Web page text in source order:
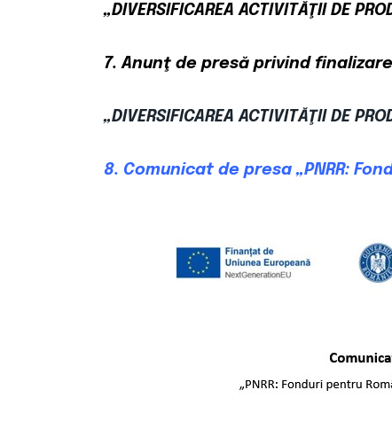
„DIVERSIFICAREA ACTIVITĂŢII DE
7. Anunţ de presă privind
„DIVERSIFICAREA ACTIVITĂŢII DE
8. Comunicat de presa„PNRR: